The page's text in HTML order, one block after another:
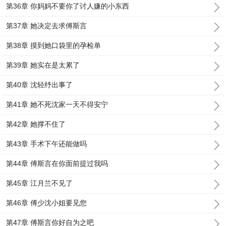
第36章 你妈妈不要你了讨人嫌的小东西
第37章 她决定去求傅斯言
第38章 摸到她口袋里的孕检单
第39章 她实在是太累了
第40章 沈轻纾出事了
第41章 她不死沈家一天不得安宁
第42章 她撑不住了
第43章 手术下午还能做吗
第44章 傅斯言在你面前提过我吗
第45章 江月兰不见了
第46章 傅少沈小姐要见您
第47章 傅斯言你好自为之吧